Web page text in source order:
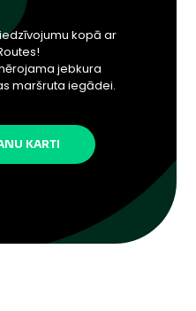
kopā ar
jebkura
maršruta iegādei.
KARTI